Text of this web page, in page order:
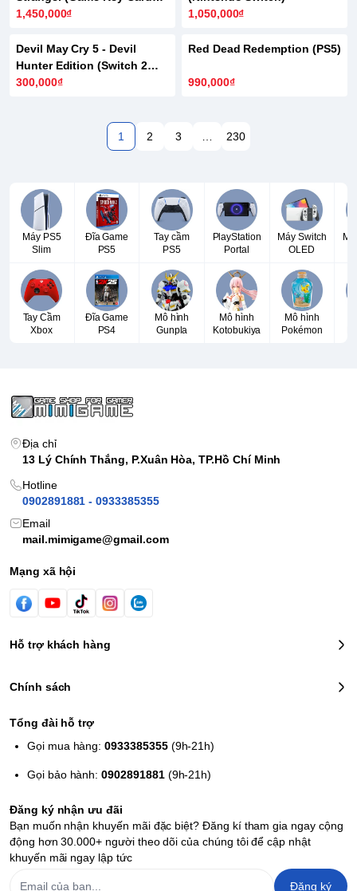
Switch 2)
1,450,000₫
1,050,000₫
Devil May Cry 5 - Devil
Hunter Edition (Switch 2
Game Key Card)
300,000₫
Red Dead Redemption (PS5)
990,000₫
1 2 3 230
Máy PS5
Slim
Đĩa Game
PS5
Tay cầm
PS5
PlayStation
Portal
Máy Switch
OLED
Tay Cầm
Xbox
Đĩa Game
PS4
Mô hình
Gunpla
Mô hình
Kotobukiya
Mô hình
Pokémon
Địa chỉ
13 Lý Chính Thắng, P.Xuân Hòa, TP.Hồ Chí Minh
Hotline
0902891881 - 0933385355
Email
mail.mimigame@gmail.com
Mạng xã hội
Hỗ trợ khách hàng
Chính sách
Tổng đài hỗ trợ
Gọi mua hàng:0933385355(9h-21h)
Gọi bảo hành:0902891881(9h-21h)
Đăng ký nhận ưu đãi
Bạn muốn nhận khuyến mãi đặc biệt? Đăng kí tham gia ngay cộng
động hơn 30.000+ người theo dõi của chúng tôi để cập nhật
khuyến mãi ngay lập tức
Đăng ký